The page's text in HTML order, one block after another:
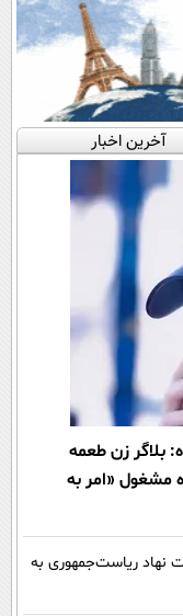
آخرین اخبار
بلاگر زن طعمه
به قرار مرگ/ رجب زاده 6 ماه مشغول «امر به
نهاد ریاست‌جمهوری به